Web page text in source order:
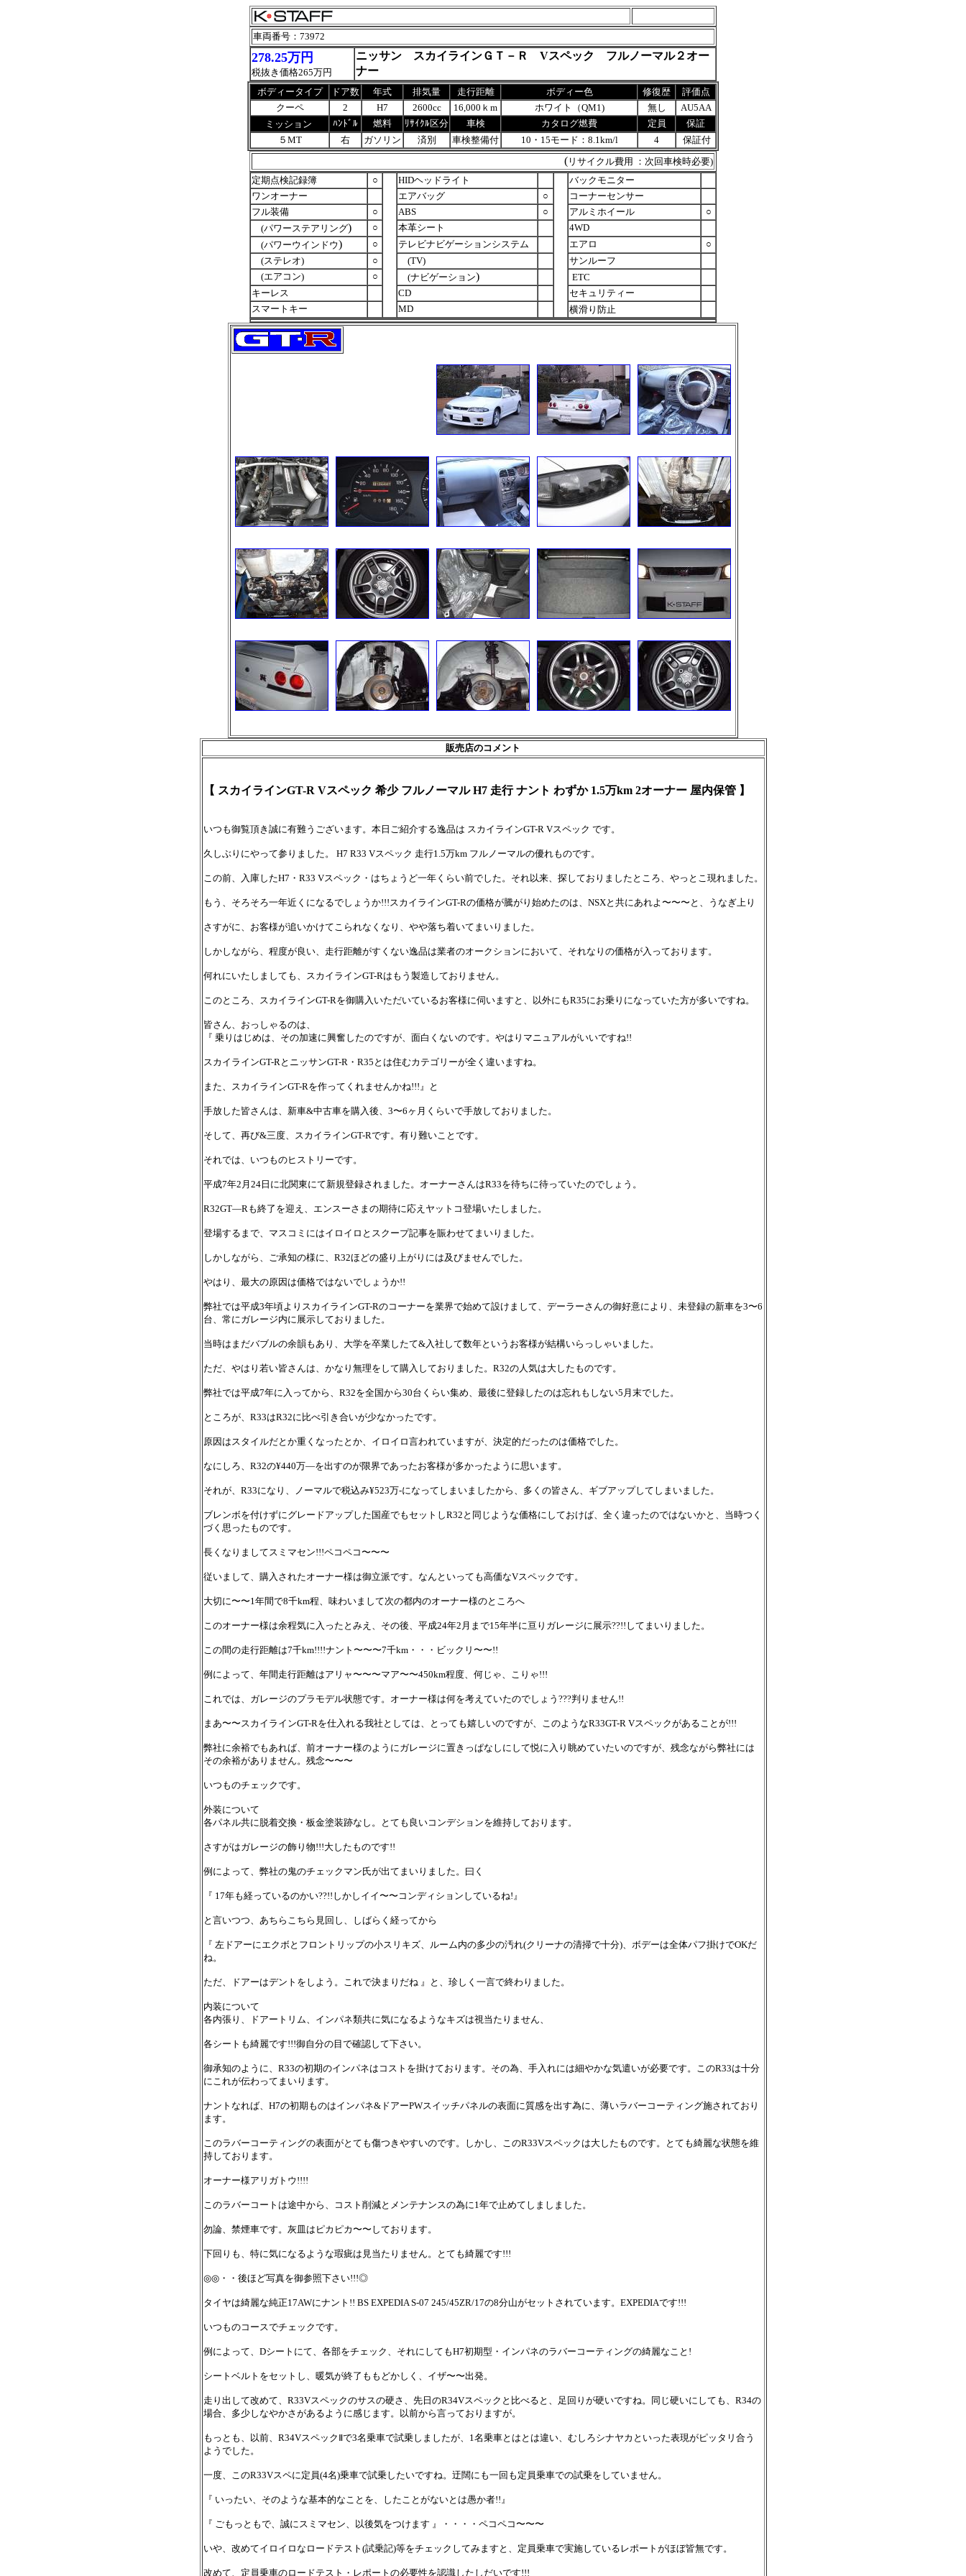
車両番号 ：73972
278.25万円
税抜き価格265万円
ニッサン スカイラインＧＴ－Ｒ Vスペック フルノーマル２オー
ナー
ボディータイプ ドア数 年式 排気量 走行距離 ボディー色 修復歴
評価点
クーペ
2 H7 2600cc 16,000ｋm ホワイト（QM1) 無し
AU5AA
ミッション
ﾊﾝﾄﾞﾙ 燃料 ﾘｻｲｸﾙ区分 車検 カタログ燃費 定員
保証
５MT
右 ガソリン 済別 車検整備付 10・15モード：8.1km/l 4 保証付
( リサイクル費用 ：次回車検時必要)
定期点検記録簿
○ HIDヘッドライト
バックモニター
ワンオーナー
エアバッグ ○
コーナーセンサー
フル装備
○ ABS ○ アルミホイール
○
(パワーステアリング) ○ 本革シート
4WD
(パワーウインドウ) ○ テレビナビゲーションシステム エアロ
○
(ステレオ)
○ (TV)
サンルーフ
(エアコン)
○ (ナビゲーション)
ETC
キーレス
CD
セキュリティー
スマートキー
MD 横滑り防止
販売店のコメント
【 スカイラインGT-R Vスペック 希少 フルノーマル H7 走行 ナント わずか 1.5万km 2オーナー 屋内保管 】
いつも御覧頂き誠に有難うございます。本日ご紹介する逸品は スカイラインGT-R Vスペック です。
久しぶりにやって参りました。 H7 R33 Vスペック 走行1.5万km フルノーマルの優れものです。
この前、入庫したH7・R33 Vスペック・はちょうど一年くらい前でした。それ以来、探しておりましたところ、やっとこ現れました。
もう、そろそろ一年近くになるでしょうか!!!スカイラインGT-Rの価格が騰がり始めたのは、NSXと共にあれよ〜〜〜と、うなぎ上り
さすがに、お客様が追いかけてこられなくなり、やや落ち着いてまいりました。
しかしながら、程度が良い、走行距離がすくない逸品は業者のオークションにおいて、それなりの価格が入っております。
何れにいたしましても、スカイラインGT-Rはもう製造しておりません。
このところ、スカイラインGT-Rを御購入いただいているお客様に伺いますと、以外にもR35にお乗りになっていた方が多いですね。
皆さん、おっしゃるのは、
『 乗りはじめは、その加速に興奮したのですが、面白くないのです。やはりマニュアルがいいですね!!
スカイラインGT-RとニッサンGT-R・R35とは住むカテゴリーが全く違いますね。
また、スカイラインGT-Rを作ってくれませんかね!!!』と
手放した皆さんは、新車&中古車を購入後、3〜6ヶ月くらいで手放しておりました。
そして、再び&三度、スカイラインGT-Rです。有り難いことです。
それでは、いつものヒストリーです。
平成7年2月24日に北関東にて新規登録されました。オーナーさんはR33を待ちに待っていたのでしょう。
R32GT—Rも終了を迎え、エンスーさまの期待に応えヤットコ登場いたしました。
登場するまで、マスコミにはイロイロとスクープ記事を賑わせてまいりました。
しかしながら、ご承知の様に、R32ほどの盛り上がりには及びませんでした。
やはり、最大の原因は価格ではないでしょうか!!
弊社では平成3年頃よりスカイラインGT-Rのコーナーを業界で始めて設けまして、デーラーさんの御好意により、未登録の新車を3〜6
台、常にガレージ内に展示しておりました。
当時はまだバブルの余韻もあり、大学を卒業したて&入社して数年というお客様が結構いらっしゃいました。
ただ、やはり若い皆さんは、かなり無理をして購入しておりました。R32の人気は大したものです。
弊社では平成7年に入ってから、R32を全国から30台くらい集め、最後に登録したのは忘れもしない5月末でした。
ところが、R33はR32に比べ引き合いが少なかったです。
原因はスタイルだとか重くなったとか、イロイロ言われていますが、決定的だったのは価格でした。
なにしろ、R32の¥440万—を出すのが限界であったお客様が多かったように思います。
それが、R33になり、ノーマルで税込み¥523万-になってしまいましたから、多くの皆さん、ギブアップしてしまいました。
ブレンボを付けずにグレードアップした国産でもセットしR32と同じような価格にしておけば、全く違ったのではないかと、当時つく
づく思ったものです。
長くなりましてスミマセン!!!ペコペコ〜〜〜
従いまして、購入されたオーナー様は御立派です。なんといっても高価なVスペックです。
大切に〜〜1年間で8千km程、味わいまして次の都内のオーナー様のところへ
このオーナー様は余程気に入ったとみえ、その後、平成24年2月まで15年半に亘りガレージに展示??!!してまいりました。
この間の走行距離は7千km!!!!ナント〜〜〜7千km・・・ビックリ〜〜!!
例によって、年間走行距離はアリャ〜〜〜マア〜〜450km程度、何じゃ、こりゃ!!!
これでは、ガレージのプラモデル状態です。オーナー様は何を考えていたのでしょう???判りません!!
まあ〜〜スカイラインGT-Rを仕入れる我社としては、とっても嬉しいのですが、このようなR33GT-R Vスペックがあることが!!!
弊社に余裕でもあれば、前オーナー様のようにガレージに置きっぱなしにして悦に入り眺めていたいのですが、残念ながら弊社には
その余裕がありません。残念〜〜〜
いつものチェックです。
外装について
各パネル共に脱着交換・板金塗装跡なし。とても良いコンデションを維持しております。
さすがはガレージの飾り物!!!大したものです!!
例によって、弊社の鬼のチェックマン氏が出てまいりました。曰く
『 17年も経っているのかい??!!しかしイイ〜〜コンディションしているね!』
と言いつつ、あちらこちら見回し、しばらく経ってから
『 左ドアーにエクボとフロントリップの小スリキズ、ルーム内の多少の汚れ(クリーナの清掃で十分)、ボデーは全体パフ掛けでOKだ
ね。
ただ、ドアーはデントをしよう。これで決まりだね 』と、珍しく一言で終わりました。
内装について
各内張り、ドアートリム、インパネ類共に気になるようなキズは視当たりません、
各シートも綺麗です!!!御自分の目で確認して下さい。
御承知のように、R33の初期のインパネはコストを掛けております。その為、手入れには細やかな気遣いが必要です。このR33は十分
にこれが伝わってまいります。
ナントなれば、H7の初期ものはインパネ&ドアーPWスイッチパネルの表面に質感を出す為に、薄いラバーコーティング施されており
ます。
このラバーコーティングの表面がとても傷つきやすいのです。しかし、このR33Vスペックは大したものです。とても綺麗な状態を維
持しております。
オーナー様アリガトウ!!!!
このラバーコートは途中から、コスト削減とメンテナンスの為に1年で止めてしましました。
勿論、禁煙車です。灰皿はピカピカ〜〜しております。
下回りも、特に気になるような瑕疵は見当たりません。とても綺麗です!!!
◎◎・・後ほど写真を御参照下さい!!!◎
タイヤは綺麗な純正17AWにナント!! BS EXPEDIA S-07 245/45ZR/17の8分山がセットされています。EXPEDIAです!!!
いつものコースでチェックです。
例によって、Dシートにて、各部をチェック、それにしてもH7初期型・インパネのラバーコーティングの綺麗なこと!
シートベルトをセットし、暖気が終了ももどかしく、イザ〜〜出発。
走り出して改めて、R33Vスペックのサスの硬さ、先日のR34Vスペックと比べると、足回りが硬いですね。同じ硬いにしても、R34の
場合、多少しなやかさがあるように感じます。以前から言っておりますが。
もっとも、以前、R34VスペックⅡで3名乗車で試乗しましたが、1名乗車とはとは違い、むしろシナヤカといった表現がピッタリ合う
ようでした。
一度、このR33Vスペに定員(4名)乗車で試乗したいですね。迂闊にも一回も定員乗車での試乗をしていません。
『 いったい、そのような基本的なことを、したことがないとは愚か者!!』
『 ごもっともで、誠にスミマセン、以後気をつけます 』・・・・ペコペコ〜〜〜
いや、改めてイロイロなロードテスト(試乗記)等をチェックしてみますと、定員乗車で実施しているレポートがほぼ皆無です。
改めて、定員乗車のロードテスト・レポートの必要性を認識したしだいです!!!